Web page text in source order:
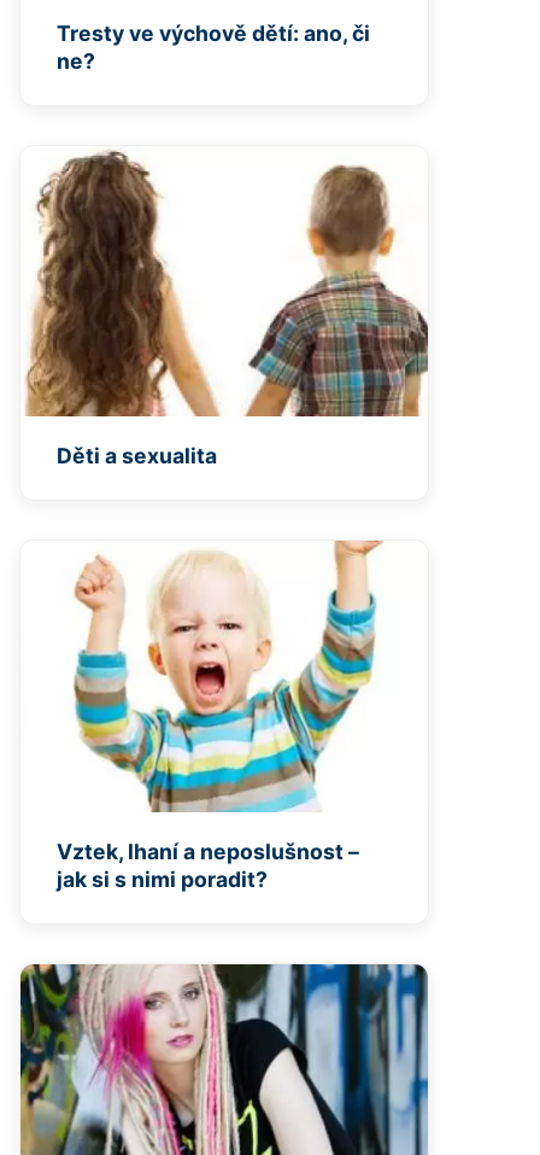
Tresty ve výchově dětí: ano, či
ne?
Děti a sexualita
Vztek, lhaní a neposlušnost –
jak si s nimi poradit?